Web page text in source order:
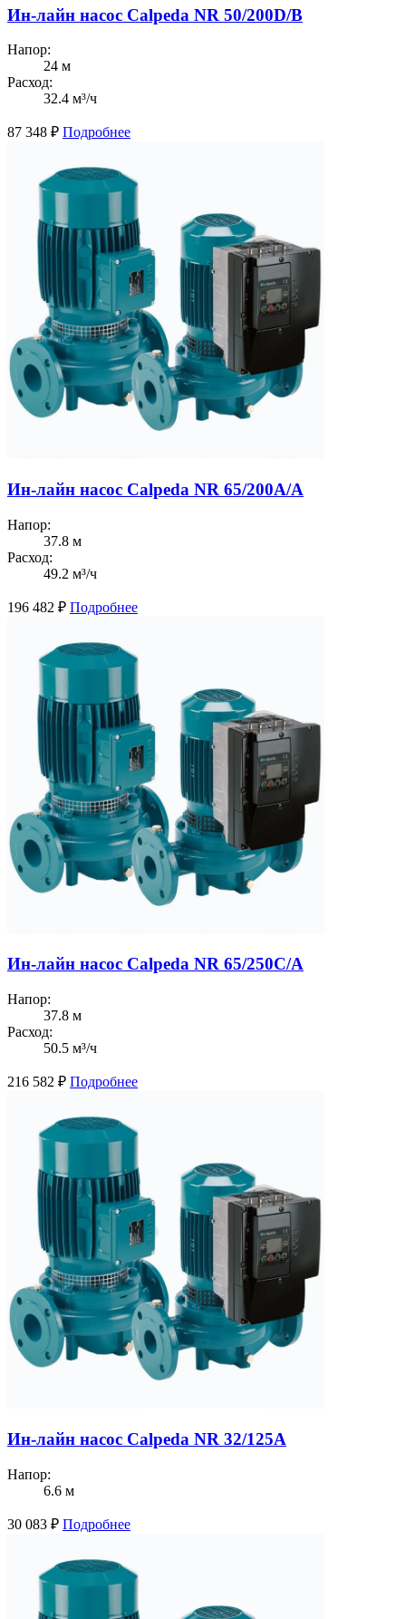
Ин-лайн насос Calpeda NR 50/200D/B
Напор:
24 м
Расход:
32.4 м³/ч
87 348 ₽ Подробнее
Ин-лайн насос Calpeda NR 65/200A/A
Напор:
37.8 м
Расход:
49.2 м³/ч
196 482 ₽ Подробнее
Ин-лайн насос Calpeda NR 65/250C/A
Напор:
37.8 м
Расход:
50.5 м³/ч
216 582 ₽ Подробнее
Ин-лайн насос Calpeda NR 32/125A
Напор:
6.6 м
30 083 ₽ Подробнее